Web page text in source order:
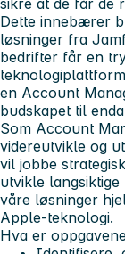
Dette innebærer
løsninger fra
bedrifter får en
en Account
budskapet til
Som Account
videreutvikle og
vil jobbe
utvikle
våre løsninger
Apple-teknologi.
Hva er